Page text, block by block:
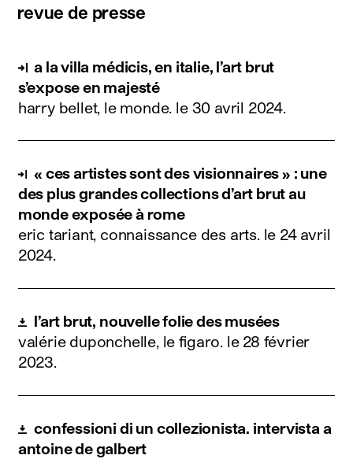
revue de presse
a la villa médicis, en italie, l’art brut
s’expose en majesté
harry bellet, le monde. le 30 avril 2024
« ces artistes sont des visionnaires » : une
des plus grandes collections d’art brut au
monde exposée à rome
eric tariant, connaissance des arts. le 24 avril
2024.
l’art brut, nouvelle folie des musées
valérie duponchelle, le figaro. le 28 février
2023.
confessioni di un collezionista. intervista a
antoine de galbert